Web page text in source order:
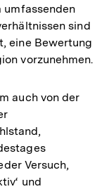
sind
eine Bewertung
vorzunehmen.
auch von der
Versuch,
und